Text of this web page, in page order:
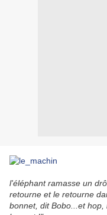
l'éléphant ramasse un
retourne et le retourne
bonnet, dit Bobo...et